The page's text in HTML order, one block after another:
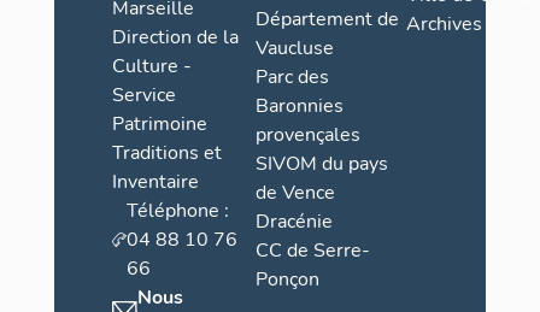
Marseille
Direction de la
Culture -
Service
Patrimoine
Traditions et
Inventaire
Téléphone :
04 88 10 76
66
Nous
Département de
Vaucluse
Parc des
Baronnies
provençales
SIVOM du pays
de Vence
Dracénie
CC de Serre-
Ponçon
Archives